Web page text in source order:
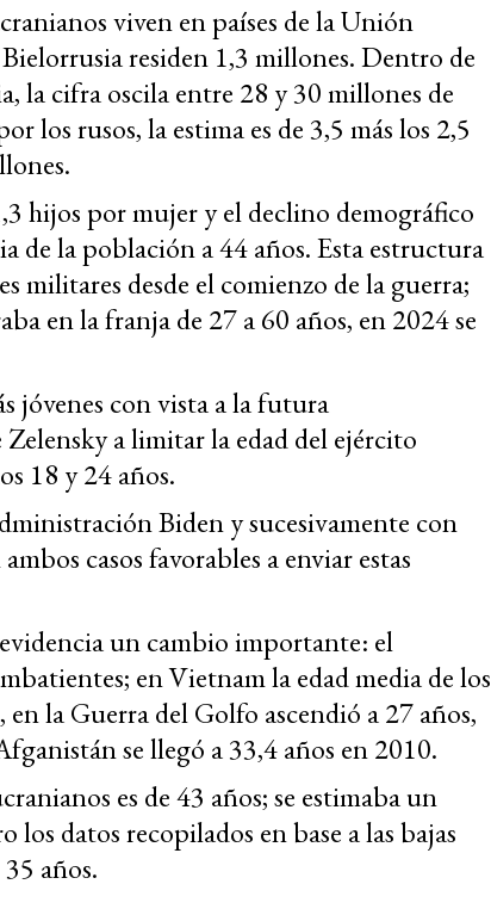
viven en países de la Unión
residen 1,3 millones. Dentro de
la cifra oscila entre 28 y 30 millones de
los rusos, la estima es de 3,5 más los 2,5
hijos por mujer y el declino demográfico
de la población a 44 años. Esta estructura
militares desde el comienzo de la guerra;
en la franja de 27 a 60 años, en 2024 se
jóvenes con vista a la futura
a limitar la edad del ejército
18 y 24 años.
Biden y sucesivamente con
casos favorables a enviar estas
un cambio importante: el
en Vietnam la edad media de los
en la Guerra del Golfo ascendió a 27 años,
se llegó a 33,4 años en 2010.
es de 43 años; se estimaba un
datos recopilados en base a las bajas
años.